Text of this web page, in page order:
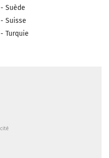
- Suède
- Suisse
- Turquie